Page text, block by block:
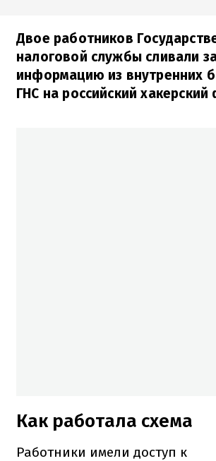
Двое работников
налоговой службы сливали
информацию из внутренних
ГНС на российский
Как работала схема
Работники имели доступ к